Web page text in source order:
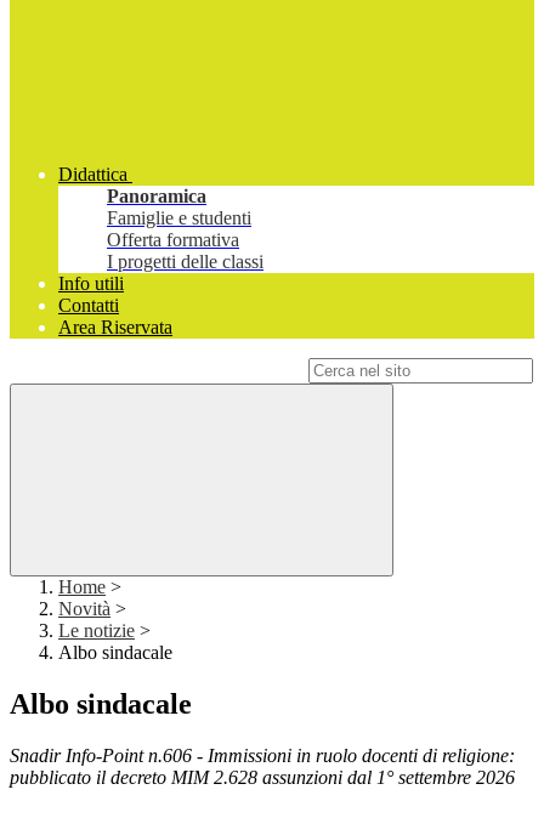
Didattica
Panoramica
Famiglie e studenti
Offerta formativa
I progetti delle classi
Info utili
Contatti
Area Riservata
Home >
Novità >
Le notizie >
Albo sindacale
Albo sindacale
Snadir Info-Point n.606 - Immissioni in ruolo docenti di religione:
pubblicato il decreto MIM 2.628 assunzioni dal 1° settembre 2026